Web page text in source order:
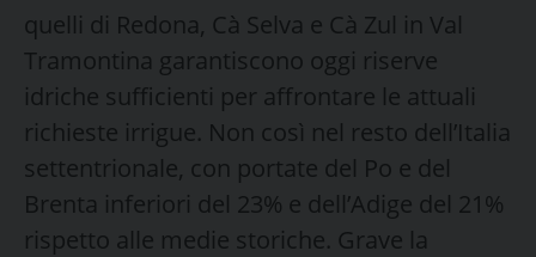
quelli di Redona, Cà Selva e Cà Zul in Val
Tramontina garantiscono oggi riserve
idriche sufficienti per affrontare le attuali
richieste irrigue. Non così nel resto dell’Italia
settentrionale, con portate del Po e del
Brenta inferiori del 23% e dell’Adige del 21%
rispetto alle medie storiche. Grave la